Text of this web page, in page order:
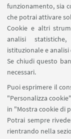
funzionamento, sia
che potrai attivare
Cookie e altri
analisi
istituzionale e
Se chiudi questo
necessari.
Puoi esprimere il
"Personalizza
in "Mostra cookie di
Potrai sempre
rientrando nella